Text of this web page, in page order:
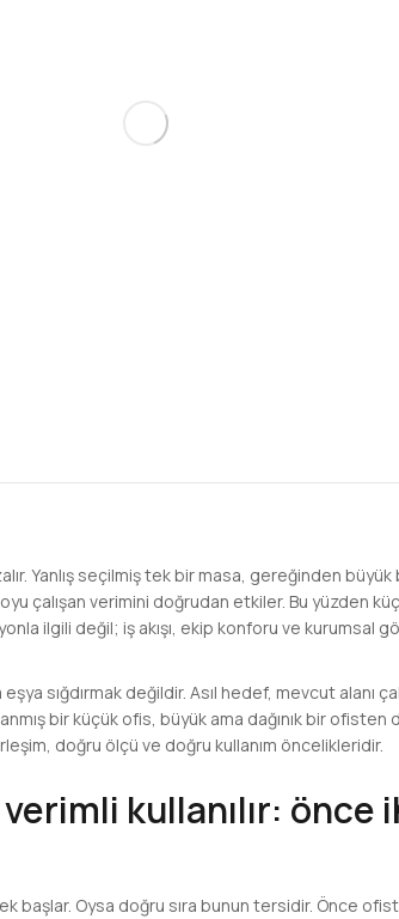
Yanlış seçilmiş tek bir masa, gereğinden
çalışan verimini doğrudan etkiler. Bu yüzden
ilgili değil; iş akışı, ekip konforu ve kurumsal
sığdırmak değildir. Asıl hedef, mevcut alanı
bir küçük ofis, büyük ama dağınık bir ofisten
doğru ölçü ve doğru kullanım öncelikleridir.
kullanılır: önce
başlar. Oysa doğru sıra bunun tersidir. Önce